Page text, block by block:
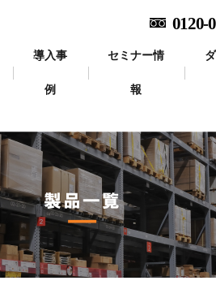
導入事
例
セミナー情
報
0120-